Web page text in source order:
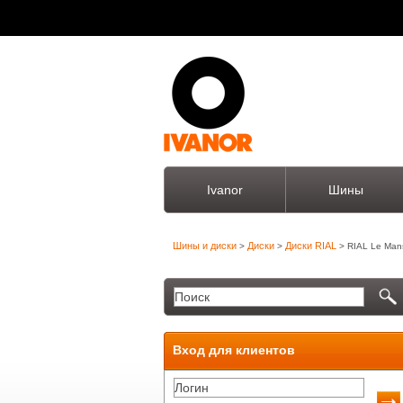
Ivanor Шины
Шины и диски > Диски > Диски RIAL > RIAL Le
Вход для клиентов